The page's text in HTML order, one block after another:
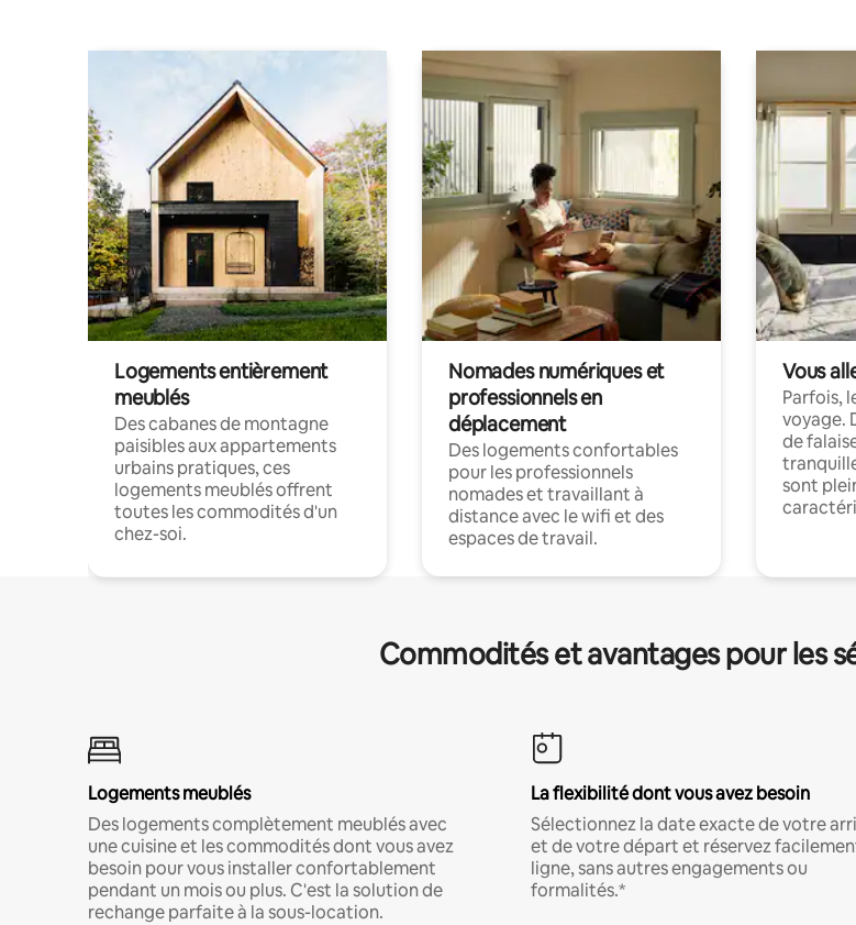
Logements entièrement
meublés
Des cabanes de montagne
paisibles aux appartements
urbains pratiques, ces
logements meublés offrent
toutes les commodités d'un
chez-soi.
Nomades numériques et
professionnels en
déplacement
Des logements confortables
pour les professionnels
nomades et travaillant à
distance avec le wifi et des
espaces de travail.
Vous
Parfois,
voyage.
de
sont
Commodités et avantages pour les
Logements meublés
Des logements complètement meublés avec
une cuisine et les commodités dont vous avez
besoin pour vous installer confortablement
pendant un mois ou plus. C'est la solution de
rechange parfaite à la sous-location.
La flexibilité dont vous avez besoin
Sélectionnez la date exacte de votre
et de votre départ et réservez
ligne, sans autres engagements ou
formalités.*